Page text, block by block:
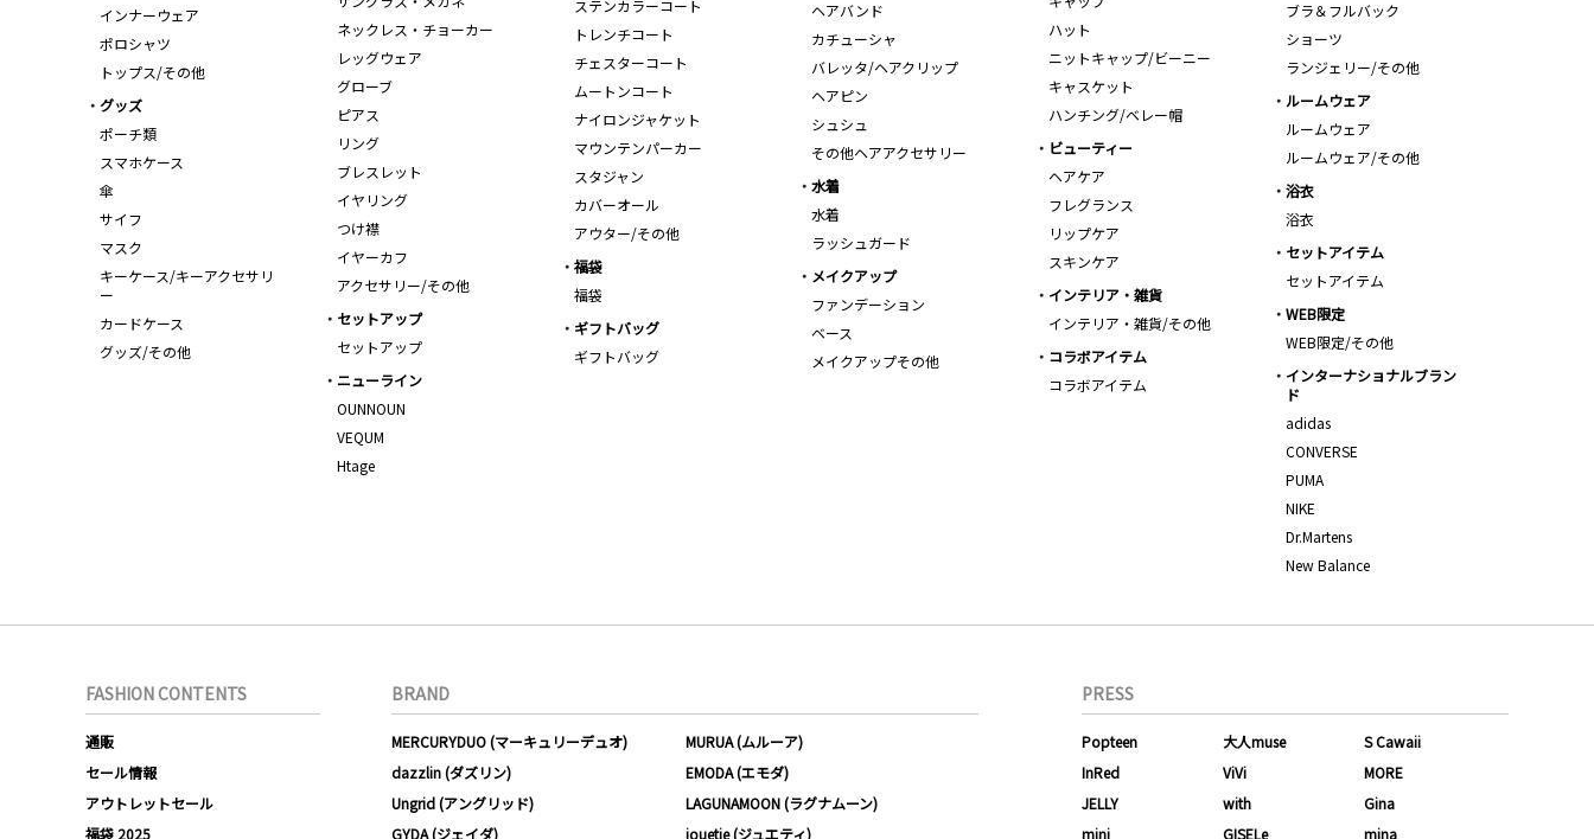
インナーウェア
ポロシャツ
トップス/その他
ステンカラーコート
トレンチコート
チェスターコート
ムートンコート
ナイロンジャケット
マウンテンパーカー
スタジャン
カバーオール
アウター/その他
ネックレス・チョーカー
レッグウェア
グローブ
ピアス
リング
ブレスレット
イヤリング
つけ襟
イヤーカフ
アクセサリー/その他
ヘアバンド
カチューシャ
バレッタ/ヘアクリップ
ヘアピン
シュシュ
その他ヘアアクセサリー
ハット
ニットキャップ/ビーニー
キャスケット
ハンチング/ベレー帽
ブラ＆フルバック
ショーツ
ランジェリー/その他
ルームウェア
ルームウェア
ルームウェア/その他
グッズ
ポーチ類
スマホケース
傘
サイフ
マスク
キーケース/キーアクセサリ
ー
カードケース
グッズ/その他
ビューティー
ヘアケア
フレグランス
リップケア
スキンケア
水着
水着
ラッシュガード
浴衣
浴衣
セットアイテム
セットアイテム
福袋
福袋
メイクアップ
ファンデーション
ベース
メイクアップその他
インテリア・雑貨
インテリア・雑貨/その他
WEB限定
WEB限定/その他
セットアップ
セットアップ
ギフトバッグ
ギフトバッグ
コラボアイテム
コラボアイテム
インターナショナルブラン
ド
adidas
CONVERSE
PUMA
NIKE
Dr.Martens
New Balance
ニューライン
OUNNOUN
VEQUM
Htage
FASHION CONTENTS
通販
セール情報
アウトレットセール
福袋 2025
BRAND
MERCURYDUO (マーキュリーデュオ)
MURUA (ムルーア)
dazzlin (ダズリン)
EMODA (エモダ)
Ungrid (アングリッド)
LAGUNAMOON (ラグナムーン)
GYDA (ジェイダ)
jouetie (ジュエティ)
PRESS
Popteen 大人muse
S Cawaii
InRed
ViVi
MORE
JELLY
with
Gina
mini
GISELe mina